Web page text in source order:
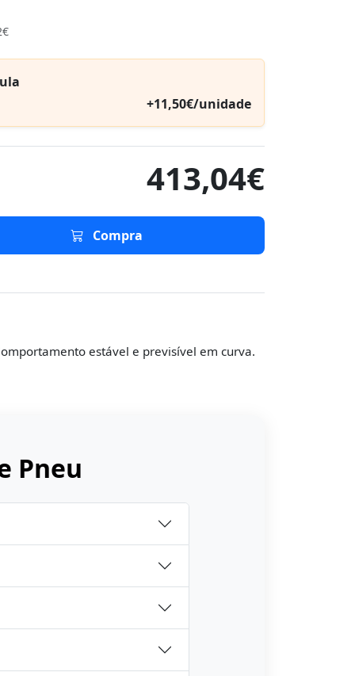
+11,50€/unidade
413,04€
Compra
estável e previsível em curva.
Pneu